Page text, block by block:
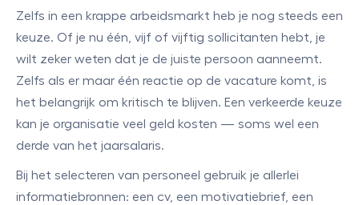
Zelfs in een krappe arbeidsmarkt heb je nog steeds een
keuze. Of je nu één, vijf of vijftig sollicitanten hebt, je
wilt zeker weten dat je de juiste persoon aanneemt.
Zelfs als er maar één reactie op de vacature komt, is
het belangrijk om kritisch te blijven. Een verkeerde keuze
kan je organisatie veel geld kosten — soms wel een
derde van het jaarsalaris.
Bij het selecteren van personeel gebruik je allerlei
informatiebronnen: een cv, een motivatiebrief, een